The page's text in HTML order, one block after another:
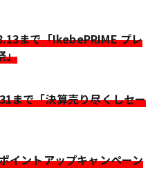
まで「IkebePRIME プレ
」
まで「決算売り尽くしセー
イントアップキャンペーン